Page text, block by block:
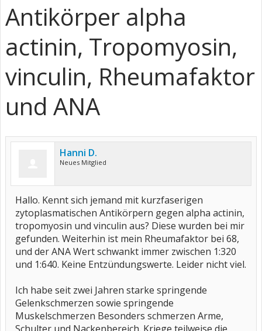
Antikörper alpha
actinin, Tropomyosin,
vinculin, Rheumafaktor
und ANA
Hanni D.
Neues Mitglied
Hallo. Kennt sich jemand mit kurzfaserigen
zytoplasmatischen Antikörpern gegen alpha actinin,
tropomyosin und vinculin aus? Diese wurden bei mir
gefunden. Weiterhin ist mein Rheumafaktor bei 68,
und der ANA Wert schwankt immer zwischen 1:320
und 1:640. Keine Entzündungswerte. Leider nicht viel.
Ich habe seit zwei Jahren starke springende
Gelenkschmerzen sowie springende
Muskelschmerzen Besonders schmerzen Arme,